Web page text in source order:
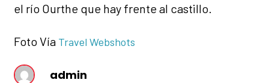
el río Ourthe que hay frente al castillo.
Foto Vía Travel Webshots
admin